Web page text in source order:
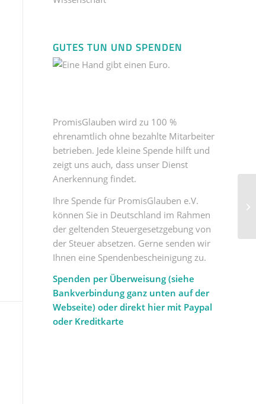
GUTES TUN UND SPENDEN
PromisGlauben wird zu 100 %
ehrenamtlich ohne bezahlte Mitarbeiter
betrieben. Jede kleine Spende hilft und
zeigt uns auch, dass unser Dienst
Anerkennung findet.
Ihre Spende für PromisGlauben e.V.
können Sie in Deutschland im Rahmen
der geltenden Steuergesetzgebung von
der Steuer absetzen. Gerne senden wir
Ihnen eine Spendenbescheinigung zu.
Spenden per Überweisung (siehe
Bankverbindung ganz unten auf der
Webseite) oder direkt hier mit Paypal
oder Kreditkarte